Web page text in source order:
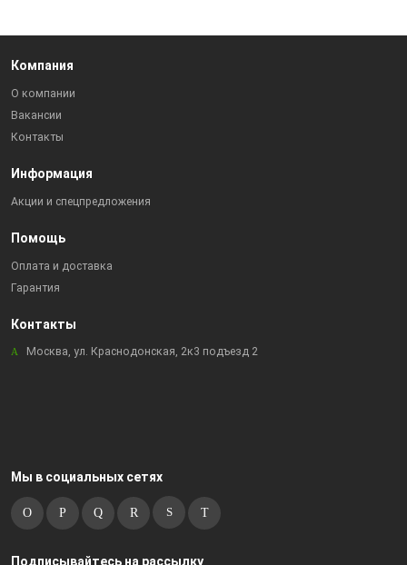
Компания
О компании
Вакансии
Контакты
Информация
Акции и спецпредложения
Помощь
Оплата и доставка
Гарантия
Контакты
Москва, ул. Краснодонская, 2к3 подъезд 2
Мы в социальных сетях
Подписывайтесь на рассылку